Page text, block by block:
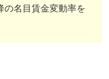
の名目賃金変動率を